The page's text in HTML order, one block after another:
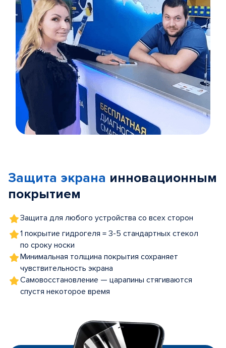
5
Защита экрана инновационным
покрытием
Защита для любого устройства со всех сторон
1 покрытие гидрогеля = 3-5 стандартных стекол
по сроку носки
Минимальная толщина покрытия сохраняет
чувствительность экрана
Самовосстановление — царапины стягиваются
спустя некоторое время